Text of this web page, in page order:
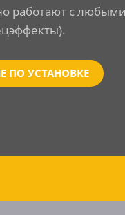
работают с
ПО УСТАНОВКЕ